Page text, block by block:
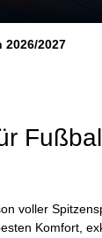
2026/2027
voller
Komfort,